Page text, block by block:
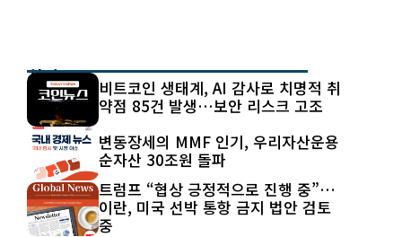
최신 글
비트코인 생태계, AI 감사로 치명적 취
약점 85건 발생…보안 리스크 고조
변동장세의 MMF 인기, 우리자산운용
순자산 30조원 돌파
트럼프 “협상 긍정적으로 진행 중”…
이란, 미국 선박 통항 금지 법안 검토
중